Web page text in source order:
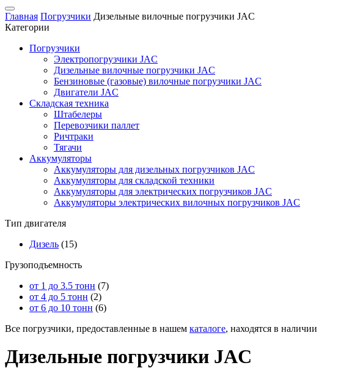
Главная Погрузчики Дизельные вилочные погрузчики JAC
Категории
Погрузчики
Электропогрузчики JAC
Дизельные вилочные погрузчики JAC
Бензиновые (газовые) вилочные погрузчики JAC
Двигатели JAC
Складская техника
Штабелеры
Перевозчики паллет
Ричтраки
Тягачи
Аккумуляторы
Аккумуляторы для дизельных погрузчиков JAC
Аккумуляторы для складской техники
Аккумуляторы для электрических погрузчиков JAC
Аккумуляторы электрических вилочных погрузчиков JAC
Тип двигателя
Дизель (15)
Грузоподъемность
от 1 до 3.5 тонн (7)
от 4 до 5 тонн (2)
от 6 до 10 тонн (6)
Все погрузчики, предоставленные в нашем каталоге, находятся в наличии
Дизельные погрузчики JAC